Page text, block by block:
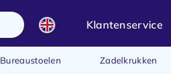
Klantenservice
Bureaustoelen Zadelkrukken